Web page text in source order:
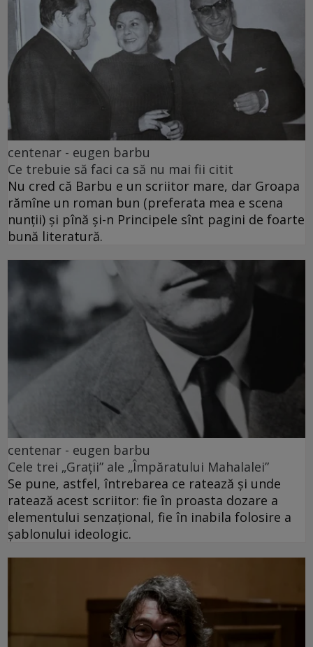
centenar - eugen barbu
Ce trebuie să faci ca să nu mai fii citit
Nu cred că Barbu e un scriitor mare, dar Groapa
rămîne un roman bun (preferata mea e scena
nunții) și pînă și-n Principele sînt pagini de foarte
bună literatură.
centenar - eugen barbu
Cele trei „Grații” ale „Împăratului Mahalalei”
Se pune, astfel, întrebarea ce ratează și unde
ratează acest scriitor: fie în proasta dozare a
elementului senzațional, fie în inabila folosire a
șablonului ideologic.